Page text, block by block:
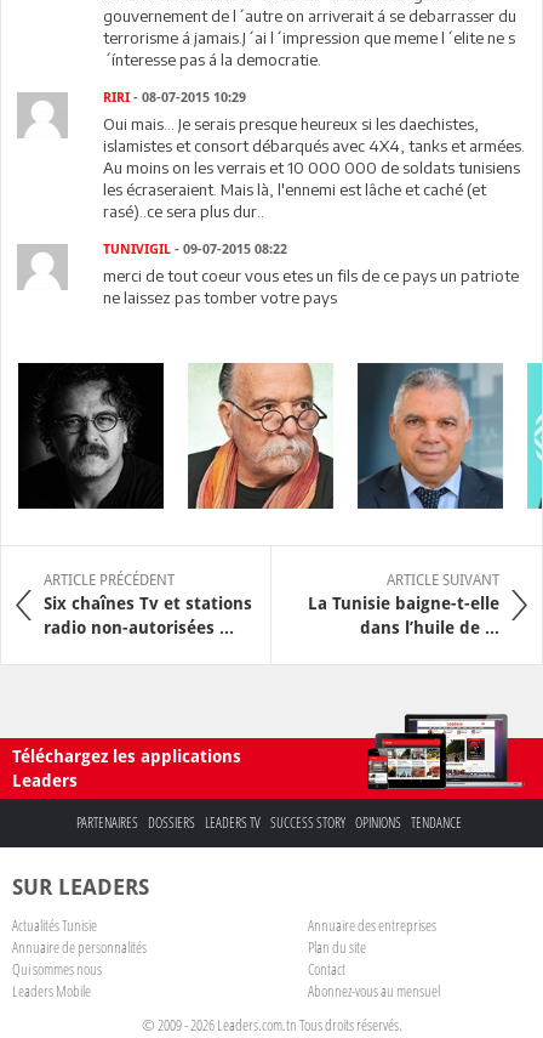
gouvernement de l´autre on arriverait á se debarrasser du
terrorisme á jamais.J´ai l´impression que meme l´elite ne s
´ínteresse pas á la democratie.
RIRI - 08-07-2015 10:29
Oui mais... Je serais presque heureux si les daechistes,
islamistes et consort débarqués avec 4X4, tanks et armées.
Au moins on les verrais et 10 000 000 de soldats tunisiens
les écraseraient. Mais là, l'ennemi est lâche et caché (et
rasé)..ce sera plus dur..
TUNIVIGIL - 09-07-2015 08:22
merci de tout coeur vous etes un fils de ce pays un patriote
ne laissez pas tomber votre pays
ARTICLE PRÉCÉDENT
Six chaînes Tv et stations
radio non-autorisées ...
ARTICLE SUIVANT
La Tunisie baigne-t-elle
dans l’huile de ...
Téléchargez les applications
Leaders
PARTENAIRES DOSSIERS LEADERS TV SUCCESS STORY OPINIONS TENDANCE
SUR LEADERS
Actualités Tunisie
Annuaire des entreprises
Annuaire de personnalités
Plan du site
Qui sommes nous
Contact
Leaders Mobile
Abonnez-vous au mensuel
© 2009 - 2026 Leaders.com.tn Tous droits réservés.